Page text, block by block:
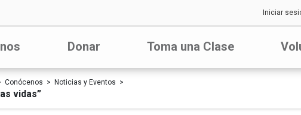
Iniciar
Donar Toma una Clase
Conócenos Noticias y Eventos
vidas”